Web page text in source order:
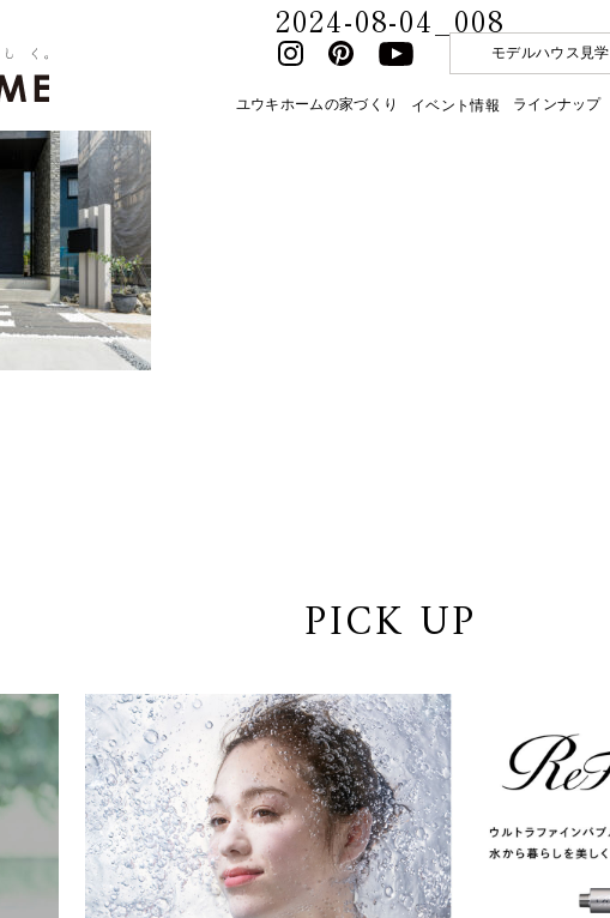
ユウキホームの家づくり イベント情報 ラインナップ
モデルハウス見学
2024-08-04_008
PICK UP